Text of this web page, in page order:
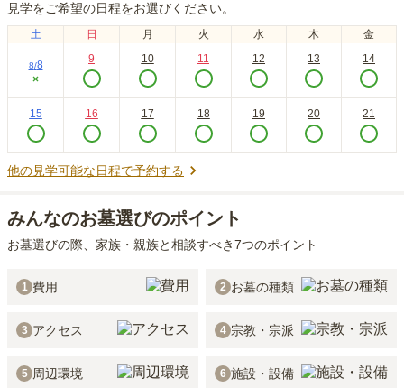
見学をご希望の日程をお選びください。
土 日 月 火 水 木 金
8/8
×
9 10 11 12 13 14
15 16 17 18 19 20 21
他の見学可能な日程で予約する
みんなのお墓選びのポイント
お墓選びの際、家族・親族と相談すべき7つのポイント
1 費用 2 お墓の種類
3 アクセス 4 宗教・宗派
5 周辺環境 6 施設・設備